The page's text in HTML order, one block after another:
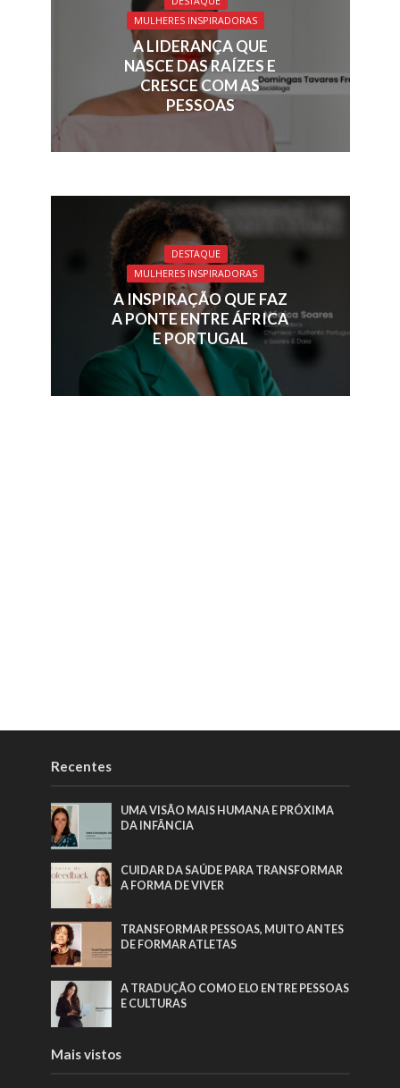
MULHERES INSPIRADORAS
A LIDERANÇA QUE
NASCE DAS RAÍZES E
CRESCE COM AS
PESSOAS
DESTAQUE
MULHERES INSPIRADORAS
A INSPIRAÇÃO QUE FAZ
A PONTE ENTRE ÁFRICA
E PORTUGAL
Recentes
UMA VISÃO MAIS HUMANA E PRÓXIMA
DA INFÂNCIA
CUIDAR DA SAÚDE PARA TRANSFORMAR
A FORMA DE VIVER
TRANSFORMAR PESSOAS, MUITO ANTES
DE FORMAR ATLETAS
A TRADUÇÃO COMO ELO ENTRE PESSOAS
E CULTURAS
Mais vistos